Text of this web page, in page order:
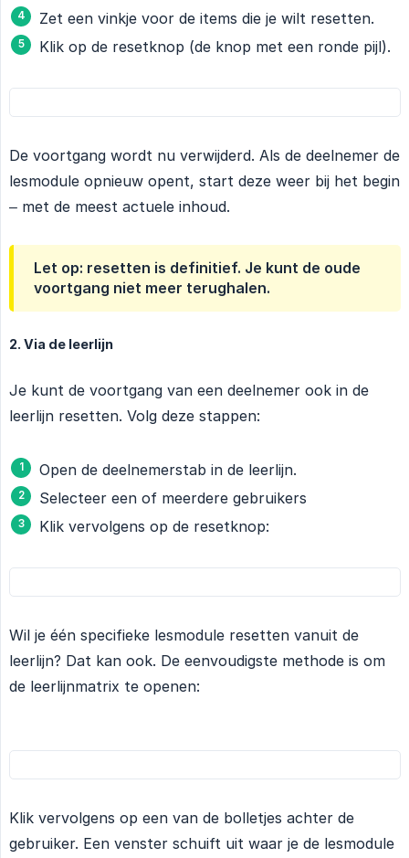
Zet een vinkje voor de items die je wilt resetten.
Klik op de resetknop (de knop met een ronde pijl).
De voortgang wordt nu verwijderd. Als de deelnemer de
lesmodule opnieuw opent, start deze weer bij het begin
– met de meest actuele inhoud.
Let op: resetten is definitief. Je kunt de oude
voortgang niet meer terughalen.
2. Via de leerlijn
Je kunt de voortgang van een deelnemer ook in de
leerlijn resetten. Volg deze stappen:
Open de deelnemerstab in de leerlijn.
Selecteer een of meerdere gebruikers
Klik vervolgens op de resetknop:
Wil je één specifieke lesmodule resetten vanuit de
leerlijn? Dat kan ook. De eenvoudigste methode is om
de leerlijnmatrix te openen:
Klik vervolgens op een van de bolletjes achter de
gebruiker. Een venster schuift uit waar je de lesmodule